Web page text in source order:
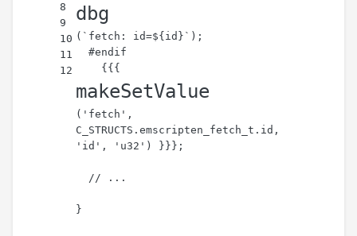
8
9
10
11
12
dbg
( `fetch: id=${id} ` );
  #endif
    {{{
makeSetValue
( 'fetch'
C_STRUCTS . emscripten_fetch_t . id
'id' , 'u32' ) }}};
// ...
}